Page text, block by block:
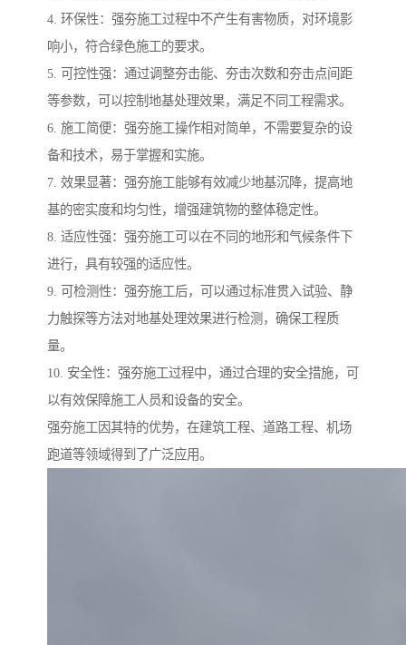
4. 环保性：强夯施工过程中不产生有害物质，对环境影
响小，符合绿色施工的要求。
5. 可控性强：通过调整夯击能、夯击次数和夯击点间距
等参数，可以控制地基处理效果，满足不同工程需求。
6. 施工简便：强夯施工操作相对简单，不需要复杂的设
备和技术，易于掌握和实施。
7. 效果显著：强夯施工能够有效减少地基沉降，提高地
基的密实度和均匀性，增强建筑物的整体稳定性。
8. 适应性强：强夯施工可以在不同的地形和气候条件下
进行，具有较强的适应性。
9. 可检测性：强夯施工后，可以通过标准贯入试验、静
力触探等方法对地基处理效果进行检测，确保工程质
量。
10. 安全性：强夯施工过程中，通过合理的安全措施，可
以有效保障施工人员和设备的安全。
强夯施工因其特的优势，在建筑工程、道路工程、机场
跑道等领域得到了广泛应用。